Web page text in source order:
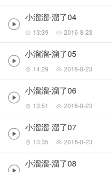
小溜溜-溜了04
13:39 2016-8-23
小溜溜-溜了05
14:29 2016-8-23
小溜溜-溜了06
13:51 2016-8-23
小溜溜-溜了07
13:35 2016-8-23
小溜溜-溜了08